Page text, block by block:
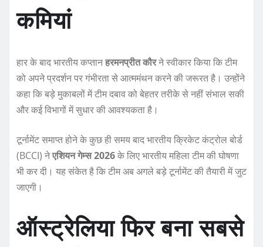
कमियां
हार के बाद भारतीय कप्तानहरमनप्रीत कौरने स्वीकार किया कि टीम
को अपने प्रदर्शन पर गंभीरता से आत्ममंथन करने की जरूरत है। उन्होंने
कहा कि बड़े मुकाबलों में टीम दबाव को बेहतर तरीके से नहीं संभाल सकी
और कई विभागों में सुधार की आवश्यकता है।
टूर्नामेंट समाप्त होने के कुछ ही समय बाद भारतीय क्रिकेट कंट्रोल बोर्ड
(BCCI) नेएशियन गेम्स 2026के लिए भारतीय महिला टीम की घोषणा
भी कर दी। यह संकेत है कि टीम अब अगले बड़े टूर्नामेंट की तैयारी में जुट
जाएगी।
ऑस्ट्रेलिया फिर बना सबसे